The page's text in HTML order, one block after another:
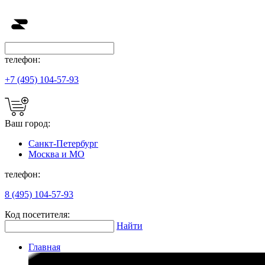
телефон:
+7 (495) 104-57-93
Ваш город:
Санкт-Петербург
Москва и МО
телефон:
8 (495) 104-57-93
Код посетителя:
Найти
Главная